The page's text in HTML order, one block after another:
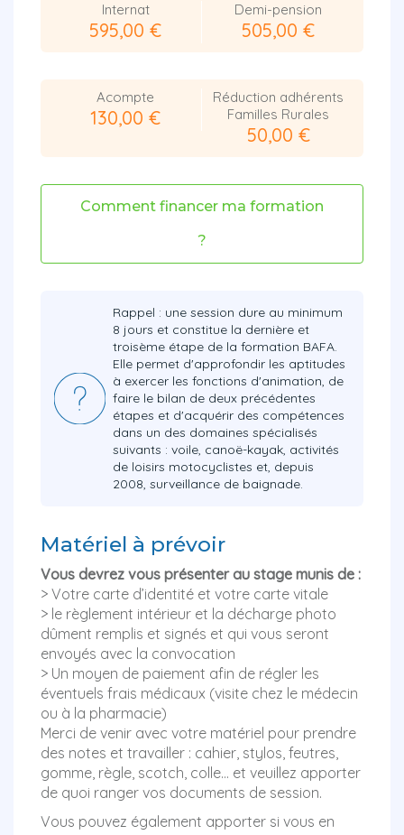
Internat
595,00 €
Demi-pension
505,00 €
Acompte
130,00 €
Réduction adhérents
Familles Rurales
50,00 €
Comment financer ma formation
?
Rappel : une session dure au minimum
8 jours et constitue la dernière et
troisème étape de la formation BAFA.
Elle permet d'approfondir les aptitudes
à exercer les fonctions d'animation, de
faire le bilan de deux précédentes
étapes et d'acquérir des compétences
dans un des domaines spécialisés
suivants : voile, canoë-kayak, activités
de loisirs motocyclistes et, depuis
2008, surveillance de baignade.
Matériel à prévoir
Vous devrez vous présenter au stage munis de :
> Votre carte d’identité et votre carte vitale
> le règlement intérieur et la décharge photo
dûment remplis et signés et qui vous seront
envoyés avec la convocation
> Un moyen de paiement afin de régler les
éventuels frais médicaux (visite chez le médecin
ou à la pharmacie)
Merci de venir avec votre matériel pour prendre
des notes et travailler : cahier, stylos, feutres,
gomme, règle, scotch, colle… et veuillez apporter
de quoi ranger vos documents de session.
Vous pouvez également apporter si vous en